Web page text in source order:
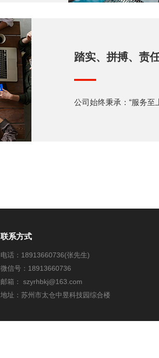
踏实、拼搏、责
公司始终秉承：“服务至
联系方式
电话：18913660736(张先生)
微信号：18913660736
邮箱： szyrhbkj@163.com
地址：苏州市太仓中昱科技园综合楼